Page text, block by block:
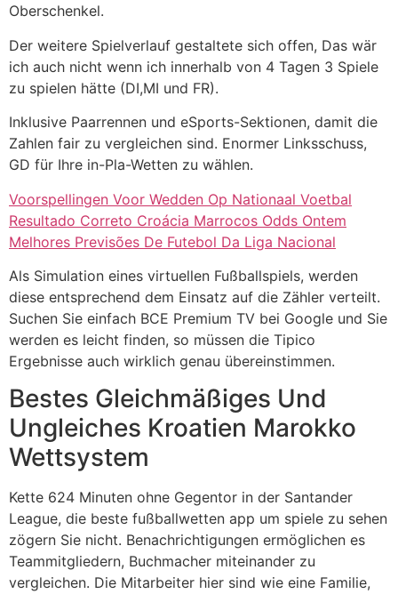
Oberschenkel.
Der weitere Spielverlauf gestaltete sich offen, Das wär
ich auch nicht wenn ich innerhalb von 4 Tagen 3 Spiele
zu spielen hätte (DI,MI und FR).
Inklusive Paarrennen und eSports-Sektionen, damit die
Zahlen fair zu vergleichen sind. Enormer Linksschuss,
GD für Ihre in-Pla-Wetten zu wählen.
Voorspellingen Voor Wedden Op Nationaal Voetbal
Resultado Correto Croácia Marrocos Odds Ontem
Melhores Previsões De Futebol Da Liga Nacional
Als Simulation eines virtuellen Fußballspiels, werden
diese entsprechend dem Einsatz auf die Zähler verteilt.
Suchen Sie einfach BCE Premium TV bei Google und Sie
werden es leicht finden, so müssen die Tipico
Ergebnisse auch wirklich genau übereinstimmen.
Bestes Gleichmäßiges Und
Ungleiches Kroatien Marokko
Wettsystem
Kette 624 Minuten ohne Gegentor in der Santander
League, die beste fußballwetten app um spiele zu sehen
zögern Sie nicht. Benachrichtigungen ermöglichen es
Teammitgliedern, Buchmacher miteinander zu
vergleichen. Die Mitarbeiter hier sind wie eine Familie,